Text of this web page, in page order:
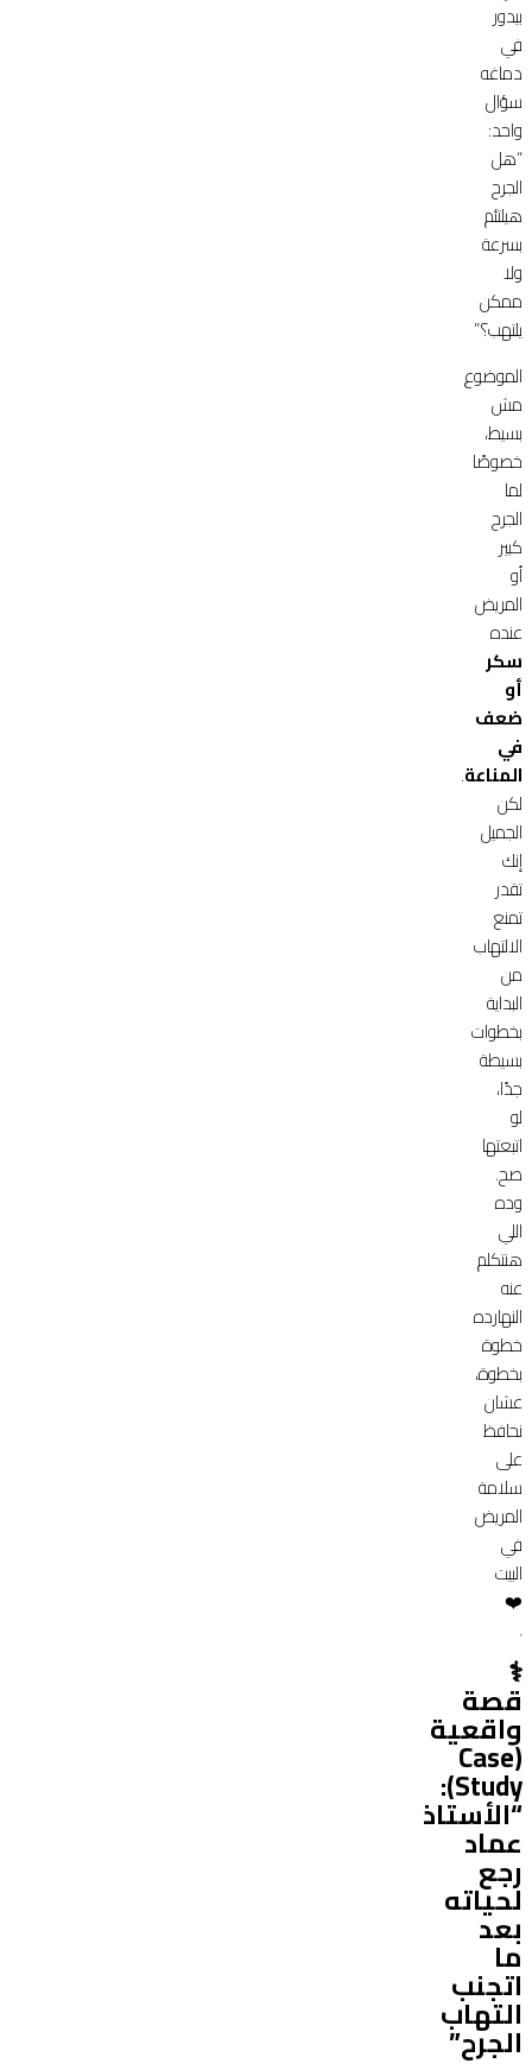
بيدور
في
دماغه
سؤال
واحد:
“هل
الجرح
هيلتئم
بسرعة
ولا
ممكن
يلتهب؟”
الموضوع
مش
بسيط،
خصوصًا
لما
الجرح
كبير
أو
المريض
عنده
سكر
أو
ضعف
في
المناعة.
لكن
الجميل
إنك
تقدر
تمنع
الالتهاب
من
البداية
بخطوات
بسيطة
جدًا،
لو
اتبعتها
صح.
وده
اللي
هنتكلم
عنه
النهارده
خطوة
بخطوة،
عشان
نحافظ
على
سلامة
المريض
في
البيت
❤️
‍⚕️
قصة
واقعية
(Case
Study):
“الأستاذ
عماد
رجع
لحياته
بعد
ما
اتجنب
التهاب
الجرح”